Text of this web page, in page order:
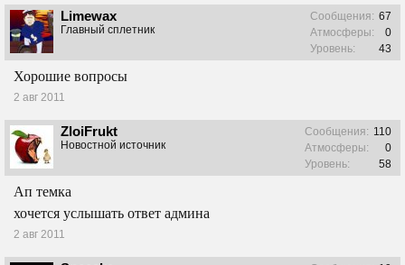
Limewax
Главный сплетник
Сообщения: 67
Атмосферы:
0
Уровень:
43
Хорошие вопросы
2 авг 2011
ZloiFrukt
Новостной источник
Сообщения: 110
Атмосферы:
0
Уровень:
58
Ап темка
хочется услышать ответ админа
2 авг 2011